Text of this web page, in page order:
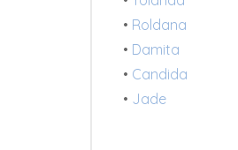
• Roldana
• Damita
• Candida
• Jade